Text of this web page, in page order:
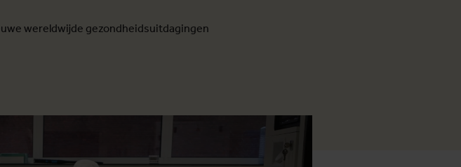
wereldwijde gezondheidsuitdagingen